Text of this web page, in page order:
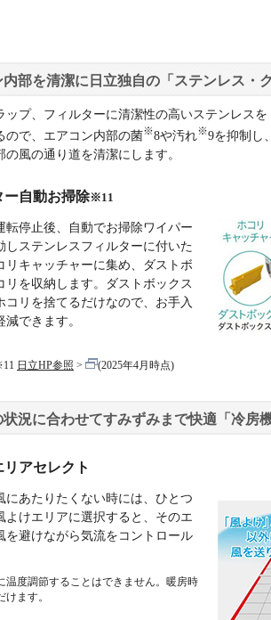
内部を清潔に日立独自の「ステンレス・
ップ、フィルターに清潔性の高いステンレスを
ので、エアコン内部の菌※8や汚れ※9を抑制し
の風の通り道を清潔にします。
ー自動お掃除※11
転停止後、自動でお掃除ワイパー
しステンレスフィルターに付いた
リキャッチャーに集め、ダストボ
リを収納します。ダストボックス
コリを捨てるだけなので、お手入
できます。
日立HP参照 (2025年4月時点)
状況に合わせてすみずみまで快適「冷房
リアセレクト
にあたりたくない時には、ひとつ
よけエリアに選択すると、そのエ
を避けながら気流をコントロール
温度調節することはできません。暖房時
けます。